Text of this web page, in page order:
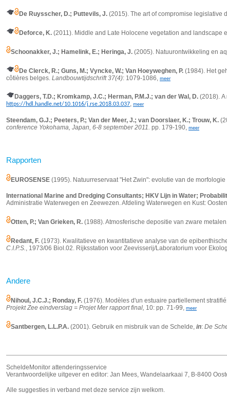
De Ruysscher, D.; Puttevils, J. (2015). The art of compromise legislative
Deforce, K. (2011). Middle and Late Holocene vegetation and landscape
Schoonakker, J.; Hamelink, E.; Heringa, J. (2005). Natuurontwikkeling en
De Clerck, R.; Guns, M.; Vyncke, W.; Van Hoeyweghen, P. (1984). Het
côtières belges. Landbouwtijdschrift 37(4): 1079-1086, meer
Daggers, T.D.; Kromkamp, J.C.; Herman, P.M.J.; van der Wal, D. (2018). A
https://hdl.handle.net/10.1016/j.rse.2018.03.037, meer
Steendam, G.J.; Peeters, P.; Van der Meer, J.; van Doorslaer, K.; Trouw, K.
conference Yokohama, Japan, 6-8 september 2011. pp. 179-190, meer
Rapporten
EUROSENSE (1995). Natuurreservaat "Het Zwin": evolutie van de
International Marine and Dredging Consultants; HKV Lijn in Water;
Administratie Waterwegen en Zeewezen. Afdeling Waterwegen en Kust:
Otten, P.; Van Grieken, R. (1988). Atmosferische depositie van zware
Redant, F. (1973). Kwalitatieve en kwantitatieve analyse van de
C.I.P.S., 1973/06 Biol.02. Rijksstation voor Zeevisserij/Laboratorium voor
Andere
Nihoul, J.C.J.; Ronday, F. (1976). Modèles d'un estuaire partiellement
Projekt Zee eindverslag = Projet Mer rapport final, 10: pp. 71-99, meer
Santbergen, L.L.P.A. (2001). Gebruik en misbruik van de Schelde, in: De
ScheldeMonitor attenderingsservice
Verantwoordelijke uitgever en editor: Jan Mees, Wandelaarkaai 7, B-8400
Alle suggesties in verband met deze service zijn welkom.